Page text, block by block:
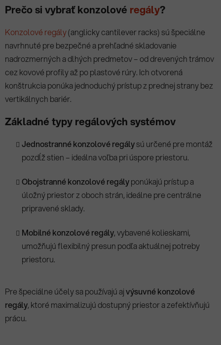
Prečo si vybrať konzolové regály?
Konzolové regály(anglicky cantilever racks) sú špeciálne
navrhnuté pre bezpečné a prehľadné skladovanie
nadrozmerných a dlhých predmetov – od drevených trámov
cez kovové profily až po plastové rúry. Ich otvorená
konštrukcia ponúka jednoduchý prístup z prednej strany bez
vertikálnych bariér.
Základné typy regálových systémov
Jednostranné konzolové regálysú určené pre montáž
pozdĺž stien – ideálna voľba pri úspore priestoru.
Obojstranné konzolové regályponúkajú prístup a
úložný priestor z oboch strán, ideálne pre centrálne
pripravené sklady.
Mobilné konzolové regály, vybavené kolieskami,
umožňujú flexibilný presun podľa aktuálnej potreby
priestoru.
Pre špeciálne účely sa používajú ajvýsuvné konzolové
regály, ktoré maximalizujú dostupný priestor a zefektívňujú
prácu.